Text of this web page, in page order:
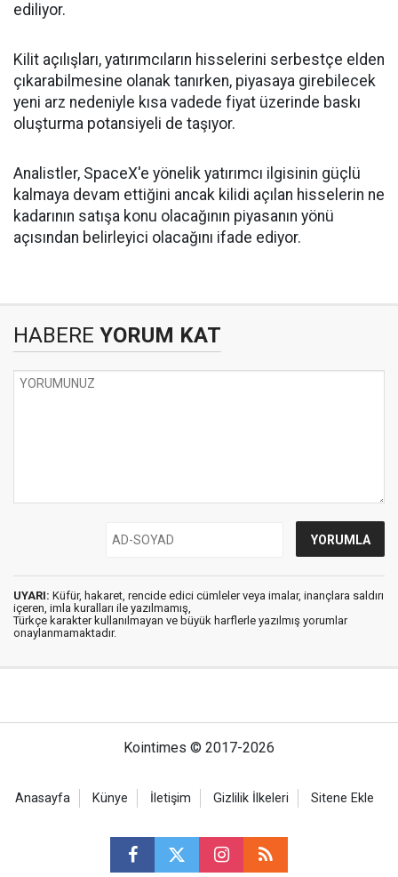
ediliyor.
Kilit açılışları, yatırımcıların hisselerini serbestçe elden
çıkarabilmesine olanak tanırken, piyasaya girebilecek
yeni arz nedeniyle kısa vadede fiyat üzerinde baskı
oluşturma potansiyeli de taşıyor.
Analistler, SpaceX'e yönelik yatırımcı ilgisinin güçlü
kalmaya devam ettiğini ancak kilidi açılan hisselerin ne
kadarının satışa konu olacağının piyasanın yönü
açısından belirleyici olacağını ifade ediyor.
HABERE YORUM KAT
UYARI: Küfür, hakaret, rencide edici cümleler veya imalar, inançlara saldırı
içeren, imla kuralları ile yazılmamış,
Türkçe karakter kullanılmayan ve büyük harflerle yazılmış yorumlar
onaylanmamaktadır.
Kointimes © 2017-2026
Anasayfa Künye İletişim Gizlilik İlkeleri Sitene Ekle